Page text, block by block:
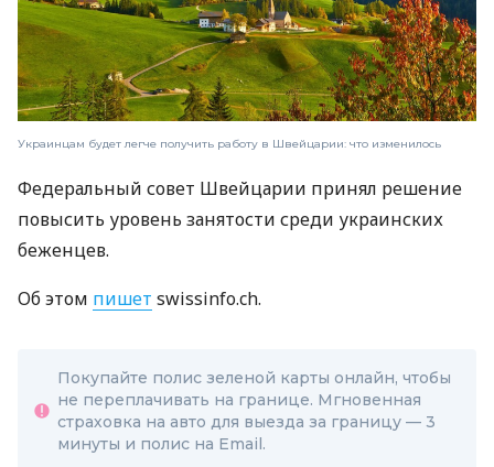
Украинцам будет легче получить работу в Швейцарии: что изменилось
Федеральный совет Швейцарии принял решение
повысить уровень занятости среди украинских
беженцев.
Об этом пишет swissinfo.ch.
Покупайте полис зеленой карты онлайн, чтобы
не переплачивать на границе. Мгновенная
страховка на авто для выезда за границу — 3
минуты и полис на Email.